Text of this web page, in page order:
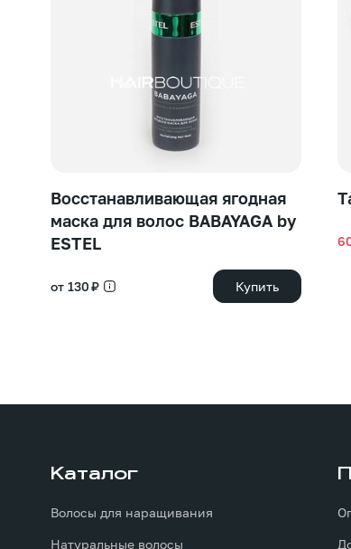
Восстанавливающая ягодная
маска для волос BABAYAGA by
ESTEL
от 130 ₽ Купить
Каталог
Волосы для наращивания
Натуральные волосы